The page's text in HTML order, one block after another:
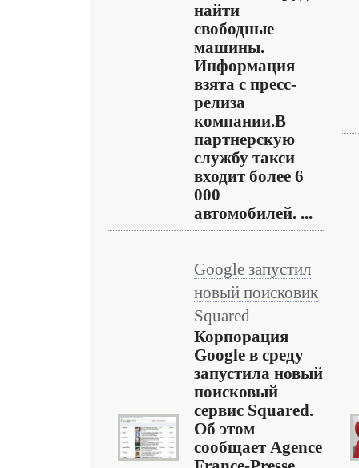
найти
свободные
машины.
Информация
взята с пресс-
релиза
компании.В
партнерскую
службу такси
входит более 6
000
автомобилей. ...
Google запустил
новый поисковик
Squared
Корпорация
Google в среду
запустила новый
поисковый
сервис Squared.
Об этом
сообщает Agence